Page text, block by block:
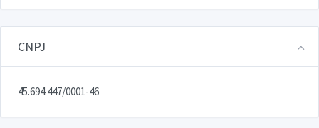
CNPJ
45.694.447/0001-46